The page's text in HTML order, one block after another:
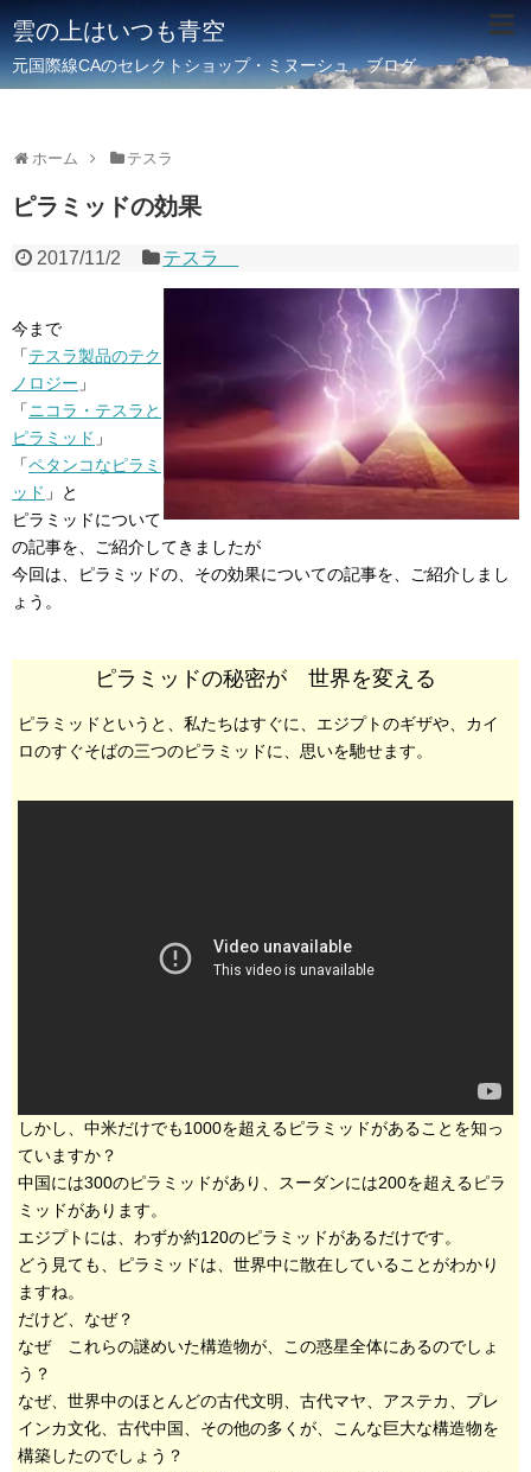
雲の上はいつも青空
元国際線CAのセレクトショップ・ミヌーシュ ブログ
ホーム テスラ
ピラミッドの効果
2017/11/2 テスラ
今まで
「テスラ製品のテク
ノロジー 」
「ニコラ・テスラと
ピラミッド 」
「ペタンコなピラミ
ッド 」と
ピラミッドについて
の記事を、ご紹介してきましたが
今回は、ピラミッドの、その効果についての記事を、ご紹介しまし
ょう。
ピラミッドの秘密が 世界を変える
ピラミッドというと、私たちはすぐに、エジプトのギザや、カイ
ロのすぐそばの三つのピラミッドに、思いを馳せます。
しかし、中米だけでも1000を超えるピラミッドがあることを知っ
ていますか？
中国には300のピラミッドがあり、スーダンには200を超えるピラ
ミッドがあります。
エジプトには、わずか約120のピラミッドがあるだけです。
どう見ても、ピラミッドは、世界中に散在していることがわかり
ますね。
だけど、なぜ？
なぜ これらの謎めいた構造物が、この惑星全体にあるのでしょ
う？
なぜ、世界中のほとんどの古代文明、古代マヤ、アステカ、プレ
インカ文化、古代中国、その他の多くが、こんな巨大な構造物を
構築したのでしょう？